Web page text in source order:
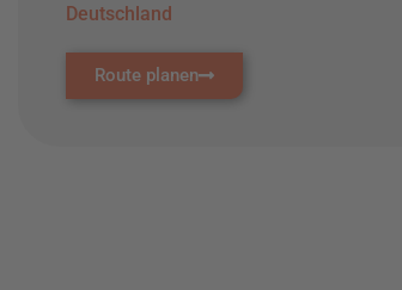
Deutschland
Route planen